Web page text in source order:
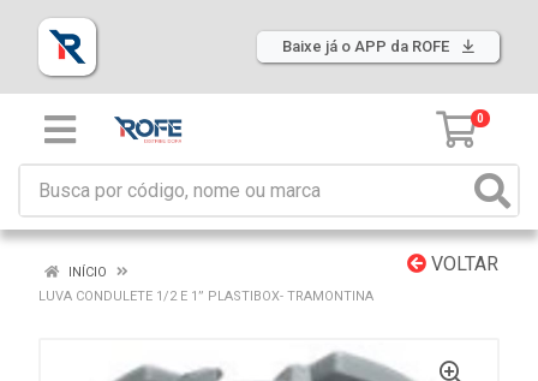
Baixe já o APP da ROFE
0
VOLTAR
INÍCIO
LUVA CONDULETE 1/2 E 1” PLASTIBOX- TRAMONTINA